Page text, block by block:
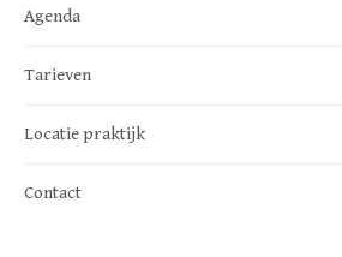
Agenda
Tarieven
Locatie praktijk
Contact